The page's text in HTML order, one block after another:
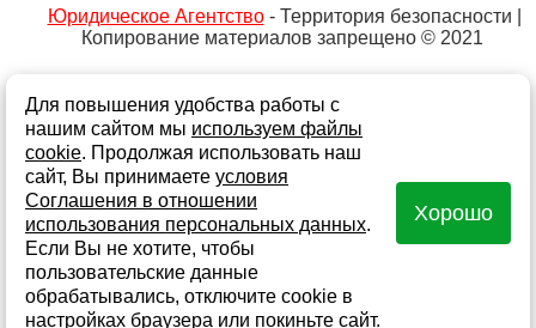
Юридическое Агентство- Территория безопасности |
Копирование материалов запрещено © 2021
Не является публичной офертой
Политика обработки персональных данных и
информации
Согласие на обработку персональных данных
Согласие на получение информационной и рекламной
рассылки
Создание сайта - Fokas
Для повышения удобства работы с
нашим сайтом мы используем файлы
cookie. Продолжая использовать наш
сайт, Вы принимаете условия
Соглашения в отношении
использования персональных данных.
Если Вы не хотите, чтобы
пользовательские данные
обрабатывались, отключите cookie в
настройках браузера или покиньте сайт.
Хорошо